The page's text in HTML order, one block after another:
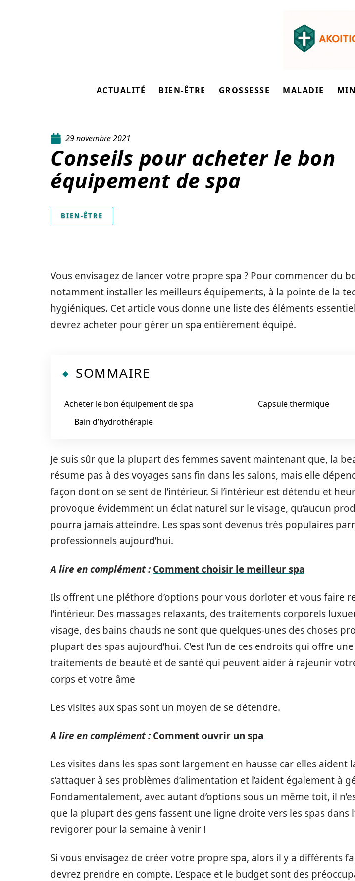
ACTUALITÉ BIEN-ÊTRE GROSSESSE MALADIE
29 novembre 2021
Conseils pour acheter le bon
équipement de spa
BIEN-ÊTRE
Vous envisagez de lancer votre propre spa ? Pour commencer du
notamment installer les meilleurs équipements, à la pointe de la
hygiéniques. Cet article vous donne une liste des éléments
devrez acheter pour gérer un spa entièrement équipé.
SOMMAIRE
Acheter le bon équipement de spa
Bain d’hydrothérapie
Capsule thermique
Je suis sûr que la plupart des femmes savent maintenant que, la
résume pas à des voyages sans fin dans les salons, mais elle
façon dont on se sent de l’intérieur. Si l’intérieur est détendu et
provoque évidemment un éclat naturel sur le visage, qu’aucun
pourra jamais atteindre. Les spas sont devenus très populaires
professionnels aujourd’hui.
A lire en complément : Comment choisir le meilleur spa
Ils offrent une pléthore d’options pour vous dorloter et vous faire
l’intérieur. Des massages relaxants, des traitements corporels
visage, des bains chauds ne sont que quelques-unes des choses
plupart des spas aujourd’hui. C’est l’un de ces endroits qui offre
traitements de beauté et de santé qui peuvent aider à rajeunir
corps et votre âme
Les visites aux spas sont un moyen de se détendre.
A lire en complément : Comment ouvrir un spa
Les visites dans les spas sont largement en hausse car elles aident
s’attaquer à ses problèmes d’alimentation et l’aident également à
Fondamentalement, avec autant d’options sous un même toit, il
que la plupart des gens fassent une ligne droite vers les spas dans
revigorer pour la semaine à venir !
Si vous envisagez de créer votre propre spa, alors il y a différents
devrez prendre en compte. L’espace et le budget sont des